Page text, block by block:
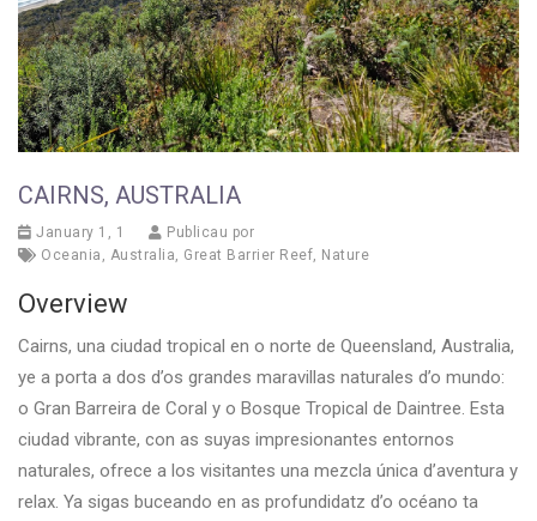
CAIRNS, AUSTRALIA
January 1, 1
Publicau por
Oceania , Australia, Great Barrier Reef, Nature
Overview
Cairns, una ciudad tropical en o norte de Queensland, Australia,
ye a porta a dos d’os grandes maravillas naturales d’o mundo:
o Gran Barreira de Coral y o Bosque Tropical de Daintree. Esta
ciudad vibrante, con as suyas impresionantes entornos
naturales, ofrece a los visitantes una mezcla única d’aventura y
relax. Ya sigas buceando en as profundidatz d’o océano ta